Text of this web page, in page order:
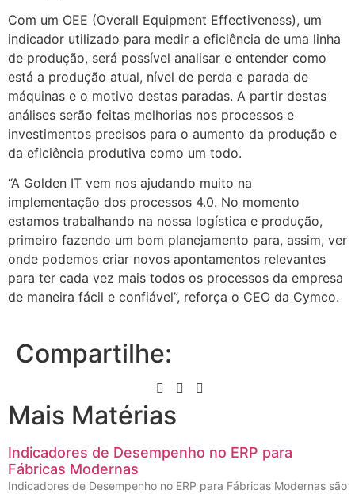
Com um OEE (Overall Equipment Effectiveness), um
indicador utilizado para medir a eficiência de uma linha
de produção, será possível analisar e entender como
está a produção atual, nível de perda e parada de
máquinas e o motivo destas paradas. A partir destas
análises serão feitas melhorias nos processos e
investimentos precisos para o aumento da produção e
da eficiência produtiva como um todo.
“A Golden IT vem nos ajudando muito na
implementação dos processos 4.0. No momento
estamos trabalhando na nossa logística e produção,
primeiro fazendo um bom planejamento para, assim, ver
onde podemos criar novos apontamentos relevantes
para ter cada vez mais todos os processos da empresa
de maneira fácil e confiável”, reforça o CEO da Cymco.
Compartilhe:
Mais Matérias
Indicadores de Desempenho no ERP para
Fábricas Modernas
Indicadores de Desempenho no ERP para Fábricas Modernas são